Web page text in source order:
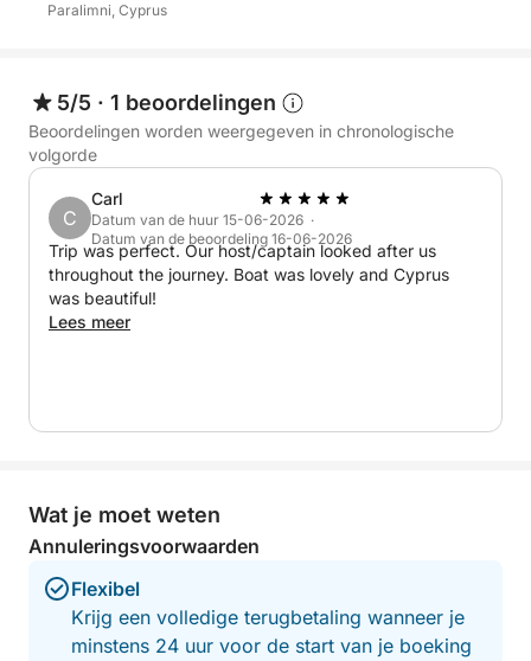
Paralimni, Cyprus
5/5 · 1 beoordelingen
Beoordelingen worden weergegeven in chronologische
volgorde
C
Carl
Datum van de huur 15-06-2026 ·
Datum van de beoordeling 16-06-2026
Trip was perfect. Our host/captain looked after us
throughout the journey. Boat was lovely and Cyprus
was beautiful!
Lees meer
Wat je moet weten
Annuleringsvoorwaarden
Flexibel
Krijg een volledige terugbetaling wanneer je
minstens 24 uur voor de start van je boeking